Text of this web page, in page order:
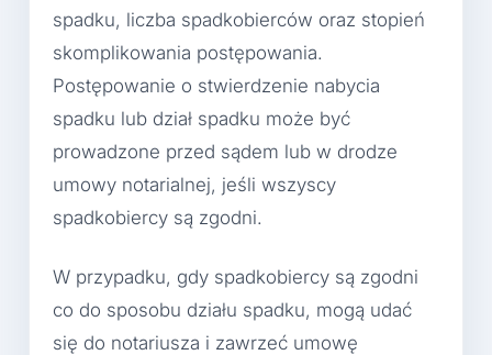
spadku, liczba spadkobierców oraz stopień
skomplikowania postępowania.
Postępowanie o stwierdzenie nabycia
spadku lub dział spadku może być
prowadzone przed sądem lub w drodze
umowy notarialnej, jeśli wszyscy
spadkobiercy są zgodni.
W przypadku, gdy spadkobiercy są zgodni
co do sposobu działu spadku, mogą udać
się do notariusza i zawrzeć umowę